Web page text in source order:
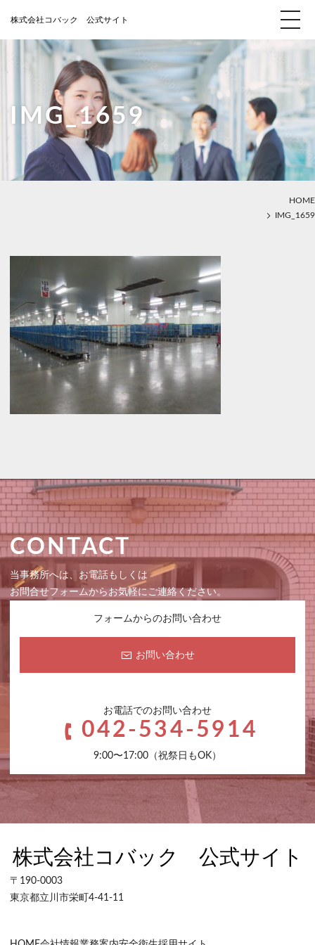
IMG_1659
HOME
IMG_1659
CONTACT
当事務所へは、お電話もしくは
お問合せフォームからお気軽にご連絡ください。
フォームからのお問い合わせ
お問い合わせ
お電話でのお問い合わせ
042-534-5914
9:00〜17:00（祝祭日もOK）
〒190-0003
東京都立川市栄町4-41-11